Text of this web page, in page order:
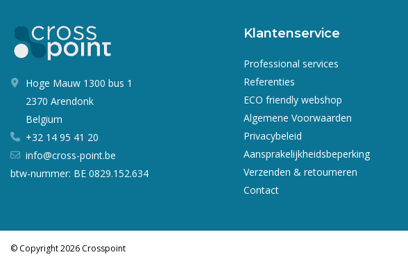
Hoge Mauw 1300 bus 1
2370 Arendonk
Belgium
+32 14 95 41 20
info@cross-point.be
btw-nummer: BE 0829.152.634
Klantenservice
Professional services
Referenties
ECO friendly webshop
Algemene Voorwaarden
Privacybeleid
Aansprakelijkheidsbeperking
Verzenden & retourneren
Contact
© Copyright 2026 Crosspoint